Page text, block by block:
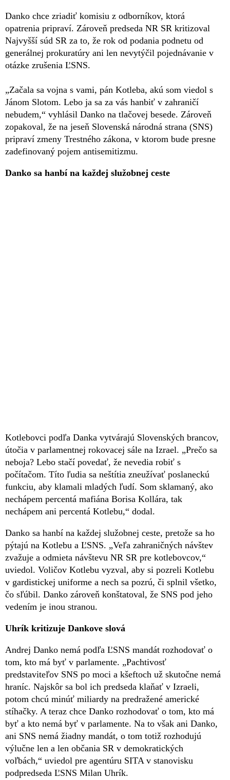
Danko chce zriadiť komisiu z odborníkov, ktorá
opatrenia pripraví. Zároveň predseda NR SR kritizoval
Najvyšší súd SR za to, že rok od podania podnetu od
generálnej prokuratúry ani len nevytýčil pojednávanie v
otázke zrušenia ĽSNS.
„Začala sa vojna s vami, pán Kotleba, akú som viedol s
Jánom Slotom. Lebo ja sa za vás hanbiť v zahraničí
nebudem,“ vyhlásil Danko na tlačovej besede. Zároveň
zopakoval, že na jeseň Slovenská národná strana (SNS)
pripraví zmeny Trestného zákona, v ktorom bude presne
zadefinovaný pojem antisemitizmu.
Danko sa hanbí na každej služobnej ceste
Kotlebovci podľa Danka vytvárajú Slovenských brancov,
útočia v parlamentnej rokovacej sále na Izrael. „Prečo sa
neboja? Lebo stačí povedať, že nevedia robiť s
počítačom. Títo ľudia sa neštítia zneužívať poslaneckú
funkciu, aby klamali mladých ľudí. Som sklamaný, ako
nechápem percentá mafiána Borisa Kollára, tak
nechápem ani percentá Kotlebu,“ dodal.
Danko sa hanbí na každej služobnej ceste, pretože sa ho
pýtajú na Kotlebu a ĽSNS. „Veľa zahraničných návštev
zvažuje a odmieta návštevu NR SR pre kotlebovcov,“
uviedol. Voličov Kotlebu vyzval, aby si pozreli Kotlebu
v gardistickej uniforme a nech sa pozrú, či splnil všetko,
čo sľúbil. Danko zároveň konštatoval, že SNS pod jeho
vedením je inou stranou.
Uhrík kritizuje Dankove slová
Andrej Danko nemá podľa ĽSNS mandát rozhodovať o
tom, kto má byť v parlamente. „Pachtivosť
predstaviteľov SNS po moci a kšeftoch už skutočne nemá
hraníc. Najskôr sa bol ich predseda klaňať v Izraeli,
potom chcú minúť miliardy na predražené americké
stíhačky. A teraz chce Danko rozhodovať o tom, kto má
byť a kto nemá byť v parlamente. Na to však ani Danko,
ani SNS nemá žiadny mandát, o tom totiž rozhodujú
výlučne len a len občania SR v demokratických
voľbách,“ uviedol pre agentúru SITA v stanovisku
podpredseda ĽSNS Milan Uhrík.